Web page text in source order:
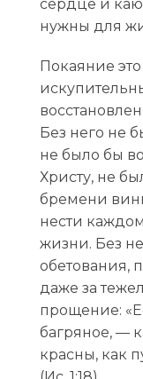
сердце и
нужны для
Покаяние
Без него не
не было бы
Христу, не
бремени
нести
жизни. Без
обетования,
даже за
прощение:
багряное, —
красны, как